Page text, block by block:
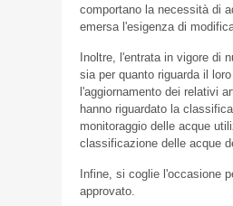
comportano la necessità di
emersa l'esigenza di
Inoltre, l'entrata in vigore di
sia per quanto riguarda il
l'aggiornamento dei relativi
hanno riguardato la
monitoraggio delle acque
classificazione delle acque
Infine, si coglie l'occasione
approvato.